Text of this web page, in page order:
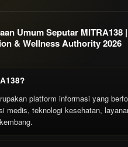
Umum Seputar
& Wellness Authority 2026
platform informasi yang
medis, teknologi kesehatan,